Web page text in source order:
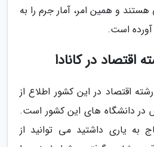
و همین امر، آمار جرم را به
آورده است.
در کانادا
اقتصاد در این کشور اطلاع از
در دانشگاه های این کشور است.
به یاری داشتید می توانید از